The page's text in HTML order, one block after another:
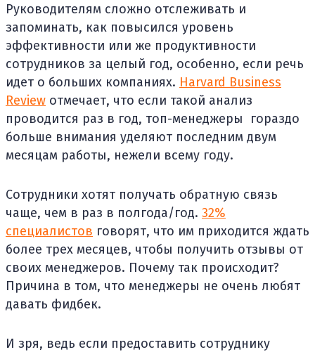
Руководителям сложно отслеживать и
запоминать, как повысился уровень
эффективности или же продуктивности
сотрудников за целый год, особенно, если речь
идет о больших компаниях. Harvard Business
Review отмечает, что если такой анализ
проводится раз в год, топ-менеджеры гораздо
больше внимания уделяют последним двум
месяцам работы, нежели всему году.
Сотрудники хотят получать обратную связь
чаще, чем в раз в полгода/год. 32%
специалистов говорят, что им приходится ждать
более трех месяцев, чтобы получить отзывы от
своих менеджеров. Почему так происходит?
Причина в том, что менеджеры не очень любят
давать фидбек.
И зря, ведь если предоставить сотруднику